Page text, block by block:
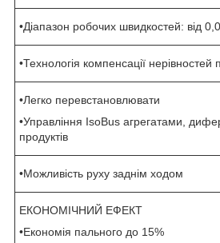
•Діапазон робочих швидкостей: від
•Технологія компенсації нерівностей
•Легко перевстановлювати
•Управління IsoBus агрегатами,
продуктів
•Можливість руху заднім ходом
ЕКОНОМІЧНИЙ ЕФЕКТ
•Економія пального до 15%